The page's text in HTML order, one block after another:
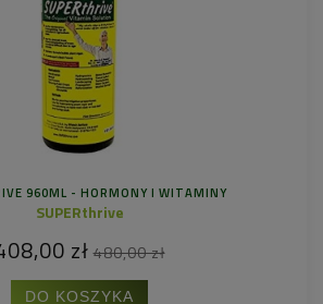
960ML - HORMONY I WITAMINY
SUPERthrive
zł 480,00 zł
DO KOSZYKA